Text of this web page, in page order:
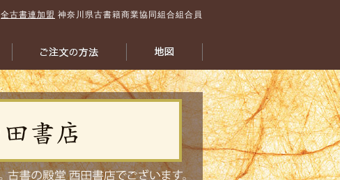
全古書連加盟 神奈川県古書籍商業協同組合組合員